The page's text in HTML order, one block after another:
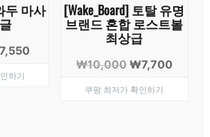
두 마사
7,550현
하기
[Wake_Board] 토탈 유명
브랜드 혼합 로스트볼
최상급
₩10,000 원
가
₩7,700현
쿠팡 최저가 확인하기